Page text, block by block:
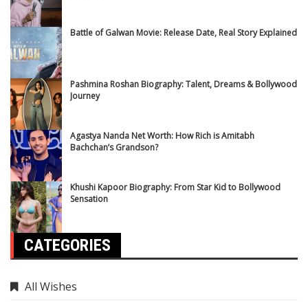
Battle of Galwan Movie: Release Date, Real Story Explained
Pashmina Roshan Biography: Talent, Dreams & Bollywood
Journey
Agastya Nanda Net Worth: How Rich is Amitabh
Bachchan’s Grandson?
Khushi Kapoor Biography: From Star Kid to Bollywood
Sensation
CATEGORIES
All Wishes